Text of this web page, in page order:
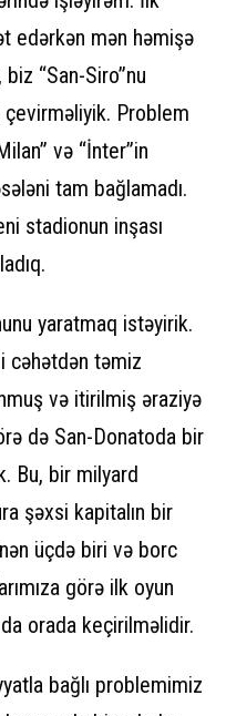
edərkən mən həmişə
biz “San-Siro”nu
çevirməliyik. Problem
və “İnter”in
tam bağlamadı.
stadionun inşası
yaratmaq istəyirik.
cəhətdən təmiz
və itirilmiş əraziyə
də San-Donatoda bir
Bu, bir milyard
şəxsi kapitalın bir
üçdə biri və borc
görə ilk oyun
orada keçirilməlidir.
bağlı problemimiz